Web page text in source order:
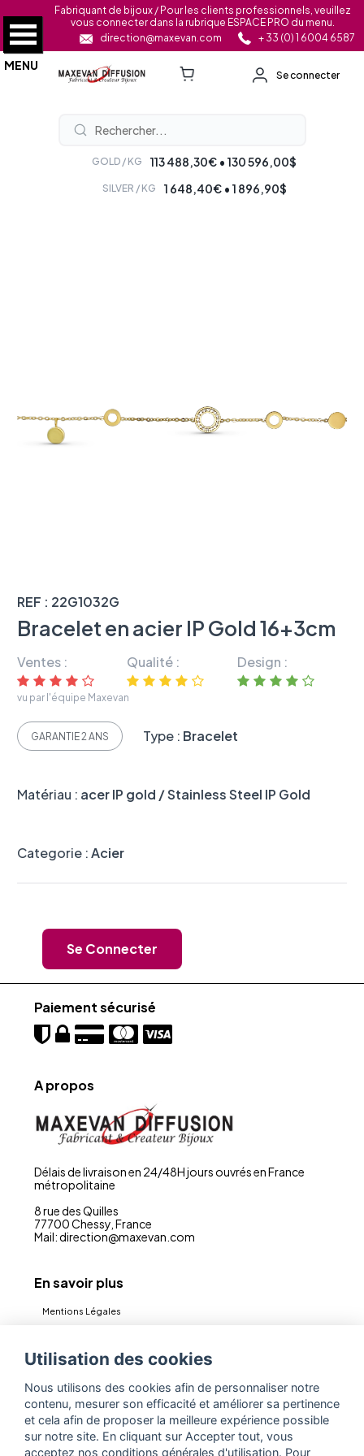
Fabriquant de bijoux / Pour les clients professionnels, veuillez
vous connecter dans la rubrique ESPACE PRO du menu.
direction@maxevan.com
+ 33 (0) 1 6004 6587
Se connecter
GOLD / KG 113 488,30€ • 130 596,00$
SILVER / KG 1 648,40€ • 1 896,90$
MENU
REF : 22G1032G
Bracelet en acier IP Gold 16+3cm
Ventes : Qualité : Design :
vu par l'équipe Maxevan
GARANTIE 2 ANS Type : Bracelet
Matériau : acer IP gold / Stainless Steel IP Gold
Categorie :Acier
Se Connecter
Paiement sécurisé
A propos
Délais de livraison en 24/48H jours ouvrés en France
métropolitaine
8 rue des Quilles
77700 Chessy, France
Mail: direction@maxevan.com
En savoir plus
Mentions Légales
Politique de confidentialité (RGPD)
Contact
Espace Pro
Utilisation des cookies
Nous utilisons des cookies afin de personnaliser notre
contenu, mesurer son efficacité et améliorer sa pertinence
et cela afin de proposer la meilleure expérience possible
sur notre site. En cliquant sur Accepter tout, vous
acceptez nos conditions générales d'utilisation. Pour